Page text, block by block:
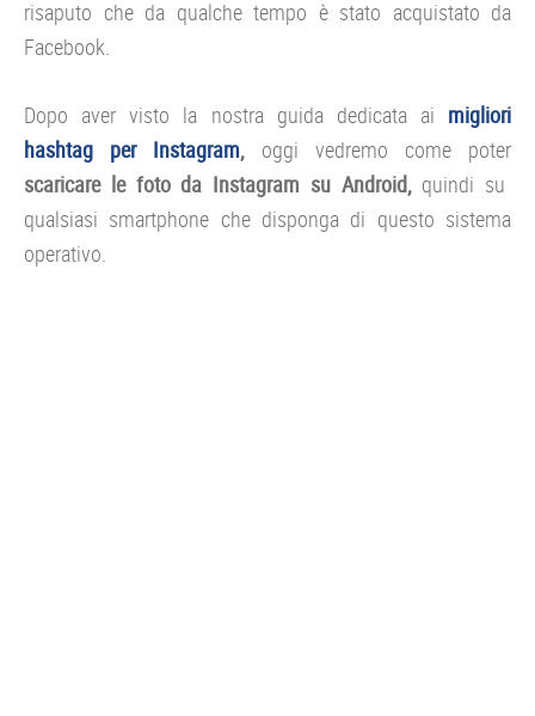
risaputo che da qualche tempo è stato acquistato da
Facebook.
Dopo aver visto la nostra guida dedicata ai migliori
hashtag per Instagram, oggi vedremo come poter
scaricare le foto da Instagram su Android, quindi su
qualsiasi smartphone che disponga di questo sistema
operativo.